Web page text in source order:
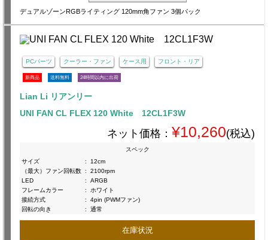
デュアルゾーンRGBライティング 120mm角ファン 3個パック
PCパーツ クーラー・ファン ケース用 フロント・リア
新商品 送料無料 24時間以内に出荷
Lian Li リアンリー
UNI FAN CL FLEX 120 White 12CL1F3W
ネット価格： ¥10,260(税込)
スペック
サイズ
:
12cm
（最大）ファン回転数 :
2100rpm
LED
:
ARGB
フレームカラー
:
ホワイト
接続方式
:
4pin (PWMファン)
回転の向き
: 通常
在庫状況